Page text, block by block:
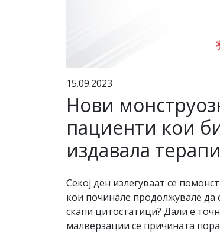
15.09.2023
Нови
пациенти кои
издавала
Секој ден излегуваат се
кои починале продолжувале да
скапи цитостатици? Дали е
малверзации се причината